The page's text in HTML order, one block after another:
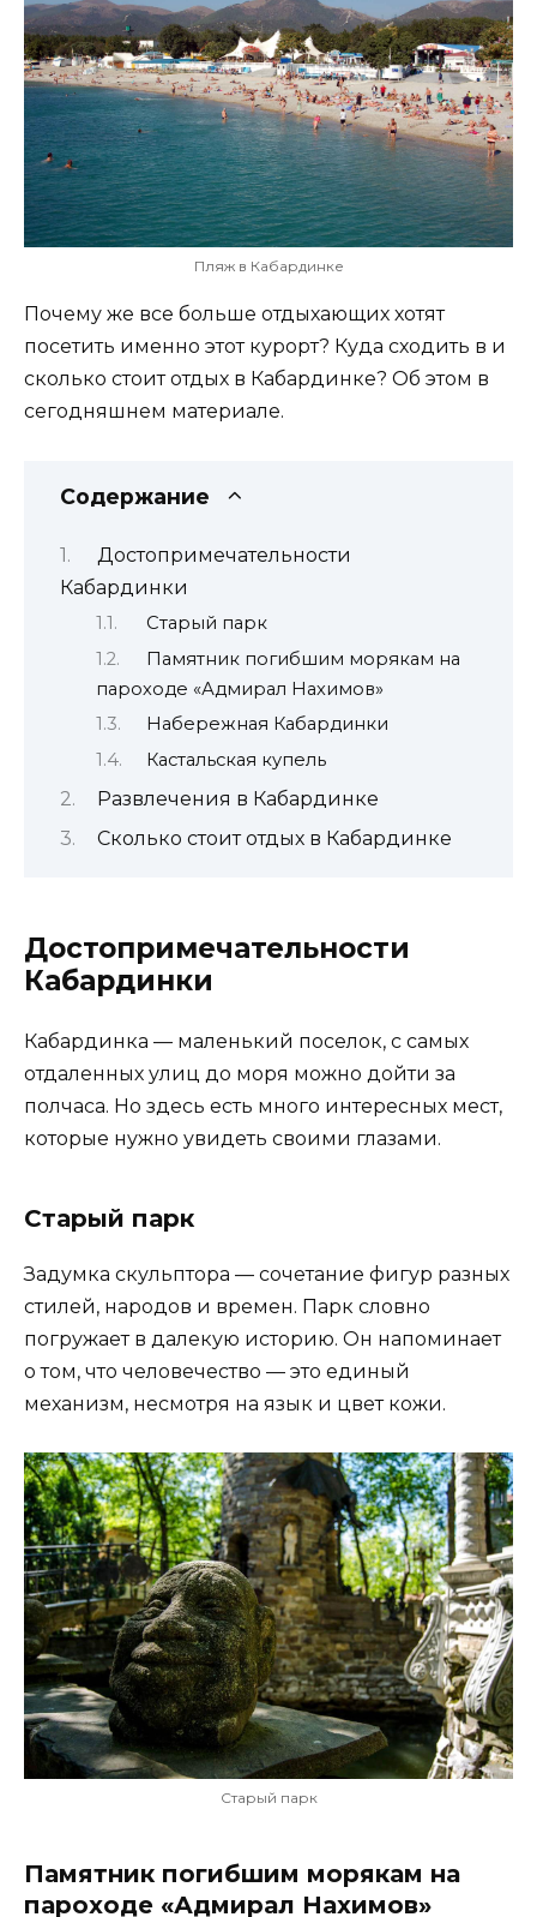
Пляж в Кабардинке
Почему же все больше отдыхающих хотят
посетить именно этот курорт? Куда сходить в и
сколько стоит отдых в Кабардинке? Об этом в
сегодняшнем материале.
Содержание
Достопримечательности
Кабардинки
Старый парк
Памятник погибшим морякам на
пароходе «Адмирал Нахимов»
Набережная Кабардинки
Кастальская купель
Развлечения в Кабардинке
Сколько стоит отдых в Кабардинке
Достопримечательности
Кабардинки
Кабардинка — маленький поселок, с самых
отдаленных улиц до моря можно дойти за
полчаса. Но здесь есть много интересных мест,
которые нужно увидеть своими глазами.
Старый парк
Задумка скульптора — сочетание фигур разных
стилей, народов и времен. Парк словно
погружает в далекую историю. Он напоминает
о том, что человечество — это единый
механизм, несмотря на язык и цвет кожи.
Старый парк
Памятник погибшим морякам на
пароходе «Адмирал Нахимов»